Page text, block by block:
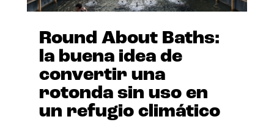
Round About Baths:
la buena idea de
convertir una
rotonda sin uso en
un refugio climático